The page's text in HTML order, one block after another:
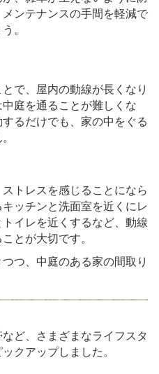
ンテナンスの手間を軽減で
。
で、屋内の動線が長くなり
庭を通ることが難しくな
るだけでも、家の中をぐる
トレスを感じることになら
ッチンと洗面室を近くにレ
イレを近くするなど、動線
とが大切です。
つ、中庭のある家の間取り
ど、さまざまなライフスタ
クアップしました。